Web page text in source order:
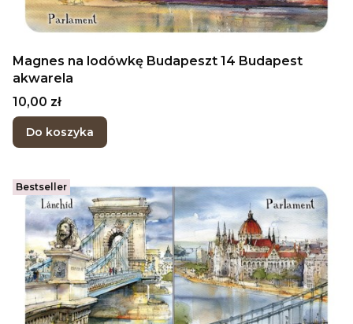
Magnes na lodówkę Budapeszt 14 Budapest
akwarela
Cena
10,00 zł
Do koszyka
Bestseller